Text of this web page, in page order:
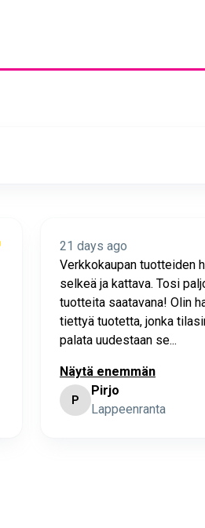
21 days ago
Verkkokaupan tuotteiden
selkeä ja kattava. Tosi
tuotteita saatavana! Olin
tiettyä tuotetta, jonka
palata uudestaan se...
Näytä enemmän
P
Pirjo
Lappeenranta